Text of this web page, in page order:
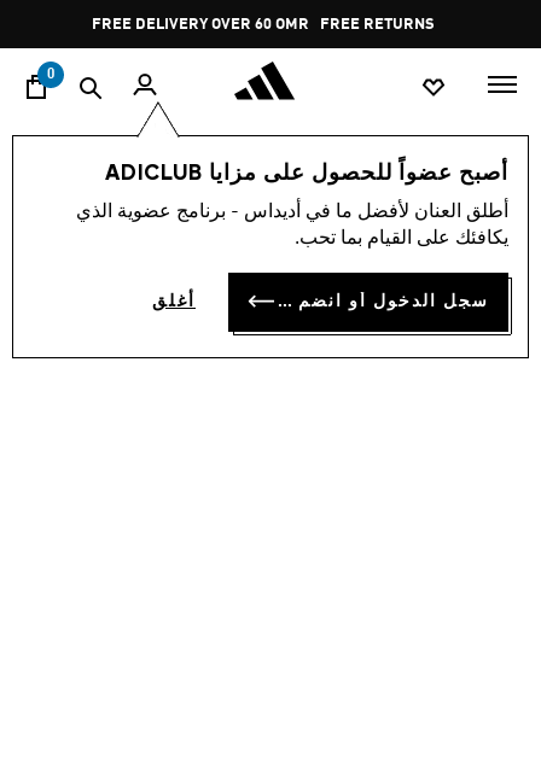
Pause
promotion
rotation
FREE DELIVERY OVER 60 OMR FREE RETURNS
0
أصبح عضواً للحصول على مزايا ADICLUB
أطلق العنان لأفضل ما في أديداس - برنامج عضوية الذي
يكافئك على القيام بما تحب.
سجل الدخول أو انضم الآن أغلق
النساء
حذاء RUN 70S 2.0
OMR 37.75